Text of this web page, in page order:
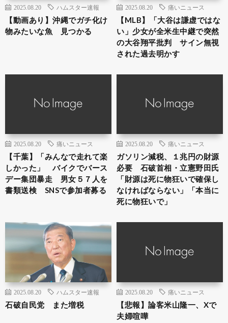
2025.08.20 ハムスター速報
【動画あり】沖縄でガチ化け
物みたいな魚 見つかる
2025.08.20 痛いニュース
【MLB】「大谷は謙虚ではな
い」少女が全米生中継で突然
の大谷翔平批判 サイン無視
された過去明かす
2025.08.20 痛いニュース
【千葉】「みんなで走れて楽
しかった」 バイクでバース
デー集団暴走 男女５７人を
書類送検 SNSで参加者募る
2025.08.20 痛いニュース
ガソリン減税、１兆円の財源
必要 石破首相・立憲野田氏
「財源は死に物狂いで確保し
なければならない」「本当に
死に物狂いで」
2025.08.20 ハムスター速報
石破自民党 また増税
2025.08.20 痛いニュース
【悲報】論客米山隆一、Xで
夫婦喧嘩